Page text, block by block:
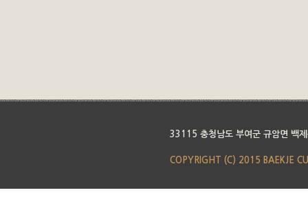
33115 충청남도 부여군 규암면 백
COPYRIGHT (C) 2015 BAEKJE